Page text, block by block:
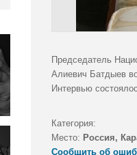
Председатель
Алиевич Батдыев
Интервью
Категория:
Место: Россия,
Сообщить об